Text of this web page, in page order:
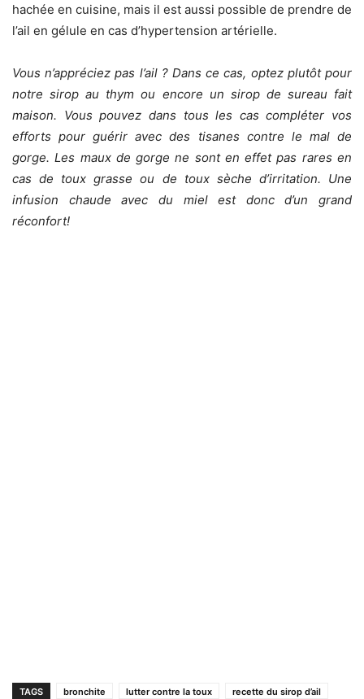
hachée en cuisine, mais il est aussi possible de prendre de
l’ail en gélule en cas d’hypertension artérielle.
Vous n’appréciez pas l’ail ? Dans ce cas, optez plutôt pour
notre sirop au thym ou encore un sirop de sureau fait
maison. Vous pouvez dans tous les cas compléter vos
efforts pour guérir avec des tisanes contre le mal de
gorge. Les maux de gorge ne sont en effet pas rares en
cas de toux grasse ou de toux sèche d’irritation. Une
infusion chaude avec du miel est donc d’un grand
réconfort!
TAGS bronchite lutter contre la toux
recette du sirop d’ail